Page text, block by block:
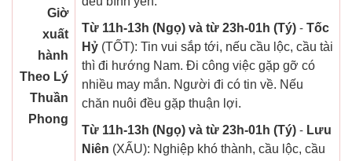
Giờ
xuất
hành
Theo Lý
Thuần
Phong
Từ 11h-13h (Ngọ) và từ 23h-01h (Tý) - Tốc
Hỷ (TỐT): Tin vui sắp tới, nếu cầu lộc, cầu tài
thì đi hướng Nam. Đi công việc gặp gỡ có
nhiều may mắn. Người đi có tin về. Nếu
chăn nuôi đều gặp thuận lợi.
Từ 11h-13h (Ngọ) và từ 23h-01h (Tý) - Lưu
Niên (XẤU): Nghiệp khó thành, cầu lộc, cầu